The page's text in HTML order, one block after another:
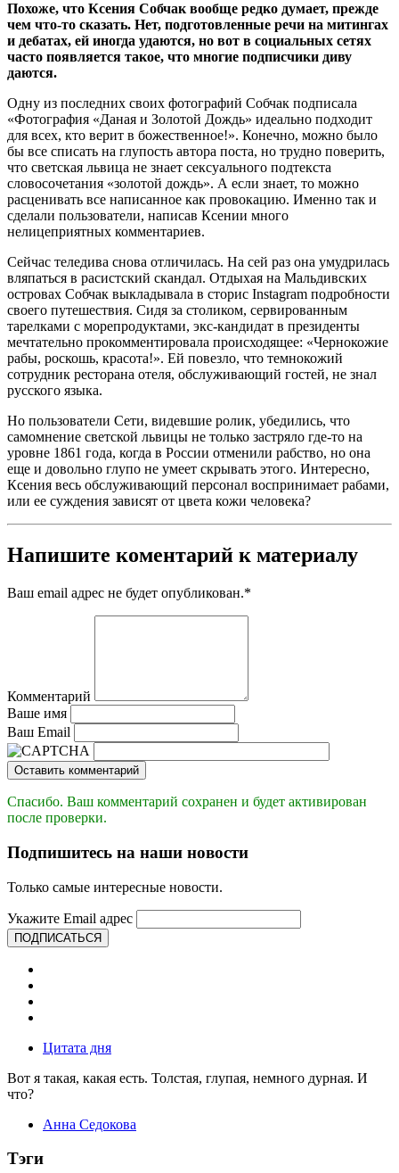
Похоже, что Ксения Собчак вообще редко думает, прежде
чем что-то сказать. Нет, подготовленные речи на митингах
и дебатах, ей иногда удаются, но вот в социальных сетях
часто появляется такое, что многие подписчики диву
даются.
Одну из последних своих фотографий Собчак подписала
«Фотография «Даная и Золотой Дождь» идеально подходит
для всех, кто верит в божественное!». Конечно, можно было
бы все списать на глупость автора поста, но трудно поверить,
что светская львица не знает сексуального подтекста
словосочетания «золотой дождь». А если знает, то можно
расценивать все написанное как провокацию. Именно так и
сделали пользователи, написав Ксении много
нелицеприятных комментариев.
Сейчас теледива снова отличилась. На сей раз она умудрилась
вляпаться в расистский скандал. Отдыхая на Мальдивских
островах Собчак выкладывала в сторис Instagram подробности
своего путешествия. Сидя за столиком, сервированным
тарелками с морепродуктами, экс-кандидат в президенты
мечтательно прокомментировала происходящее: «Чернокожие
рабы, роскошь, красота!». Ей повезло, что темнокожий
сотрудник ресторана отеля, обслуживающий гостей, не знал
русского языка.
Но пользователи Сети, видевшие ролик, убедились, что
самомнение светской львицы не только застряло где-то на
уровне 1861 года, когда в России отменили рабство, но она
еще и довольно глупо не умеет скрывать этого. Интересно,
Ксения весь обслуживающий персонал воспринимает рабами,
или ее суждения зависят от цвета кожи человека?
Напишите коментарий к материалу
Ваш email адрес не будет опубликован.*
Комментарий
Ваше имя
Ваш Email
Оставить комментарий
Спасибо. Ваш комментарий сохранен и будет активирован
после проверки.
Подпишитесь на наши новости
Только самые интересные новости.
Укажите Email адрес
ПОДПИСАТЬСЯ
Цитата дня
Вот я такая, какая есть. Толстая, глупая, немного дурная. И
что?
Анна Седокова
Тэги